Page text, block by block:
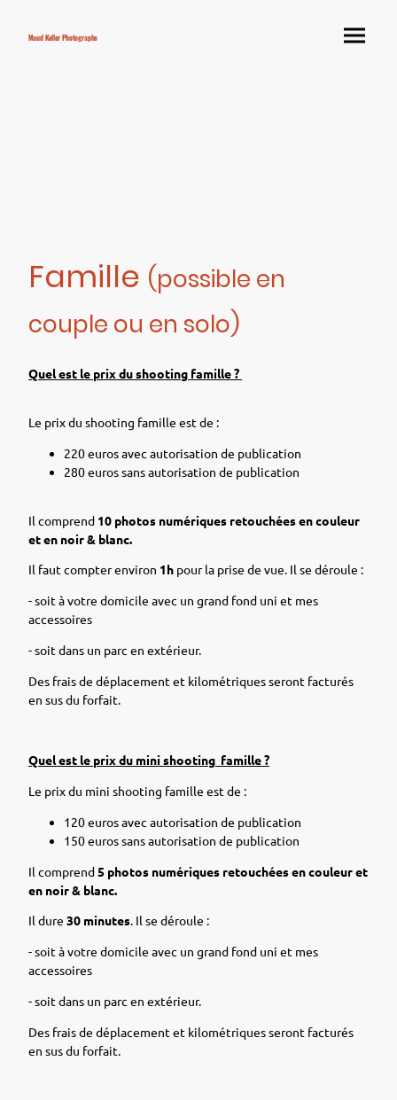
Maud Keller Photographe
Famille (possible en
couple ou en solo)
Quel est le prix du shooting famille ?
Le prix du shooting famille est de :
220 euros avec autorisation de publication
280 euros sans autorisation de publication
Il comprend 10 photos numériques retouchées en couleur
et en noir & blanc.
Il faut compter environ 1h pour la prise de vue. Il se déroule :
- soit à votre domicile avec un grand fond uni et mes
accessoires
- soit dans un parc en extérieur.
Des frais de déplacement et kilométriques seront facturés
en sus du forfait.
Quel est le prix du mini shooting famille ?
Le prix du mini shooting famille est de :
120 euros avec autorisation de publication
150 euros sans autorisation de publication
Il comprend5 photos numériques retouchées en couleur et
en noir & blanc.
Il dure 30 minutes. Il se déroule :
- soit à votre domicile avec un grand fond uni et mes
accessoires
- soit dans un parc en extérieur.
Des frais de déplacement et kilométriques seront facturés
en sus du forfait.